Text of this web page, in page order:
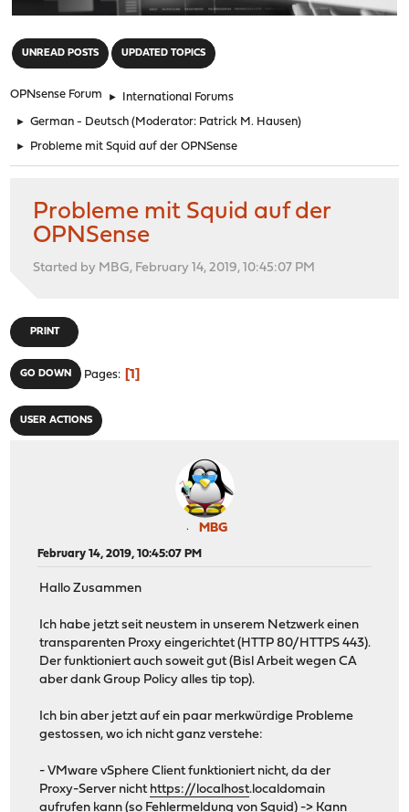
UNREAD POSTS UPDATED TOPICS
OPNsense Forum ► International Forums
► German - Deutsch (Moderator: Patrick M. Hausen)
► Probleme mit Squid auf der OPNSense
Probleme mit Squid auf der
OPNSense
Started by MBG, February 14, 2019, 10:45:07 PM
PRINT
GO DOWN Pages 1
USER ACTIONS
MBG
February 14, 2019, 10:45:07 PM
Hallo Zusammen
Ich habe jetzt seit neustem in unserem Netzwerk einen
transparenten Proxy eingerichtet (HTTP 80/HTTPS 443).
Der funktioniert auch soweit gut (Bisl Arbeit wegen CA
aber dank Group Policy alles tip top).
Ich bin aber jetzt auf ein paar merkwürdige Probleme
gestossen, wo ich nicht ganz verstehe:
- VMware vSphere Client funktioniert nicht, da der
Proxy-Server nicht https://localhost.localdomain
aufrufen kann (so Fehlermeldung von Squid) -> Kann